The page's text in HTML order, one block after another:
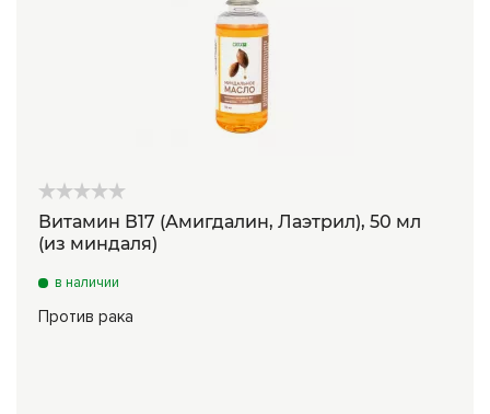
Витамин В17 (Амигдалин, Лаэтрил), 50 мл
(из миндаля)
в наличии
Против рака